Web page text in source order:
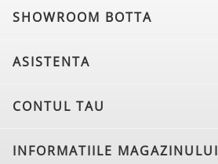
SHOWROOM BOTTA
ASISTENTA
CONTUL TAU
INFORMATIILE MAGAZINULUI